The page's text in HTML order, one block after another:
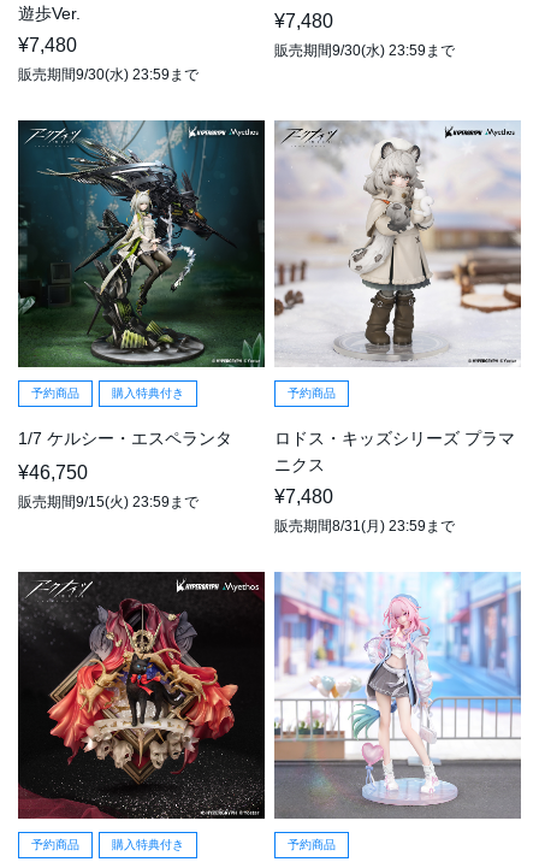
遊歩Ver.
¥7,480
販売期間9/30(水) 23:59まで
¥7,480
販売期間9/30(水) 23:59まで
予約商品 購入特典付き
1/7 ケルシー・エスペランタ
¥46,750
販売期間9/15(火) 23:59まで
予約商品
ロドス・キッズシリーズ プラマ
ニクス
¥7,480
販売期間8/31(月) 23:59まで
予約商品 購入特典付き 予約商品